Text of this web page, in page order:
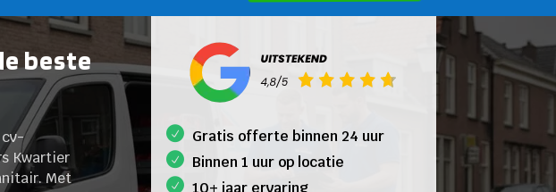
beste
cv-
Kwartier
Met
Gratis offerte binnen 24 uur
Binnen 1 uur op locatie